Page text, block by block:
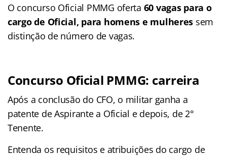
O concurso Oficial PMMG oferta 60 vagas para o
cargo de Oficial, para homens e mulheres sem
distinção de número de vagas.
Concurso Oficial PMMG: carreira
Após a conclusão do CFO, o militar ganha a
patente de Aspirante a Oficial e depois, de 2°
Tenente.
Entenda os requisitos e atribuições do cargo de